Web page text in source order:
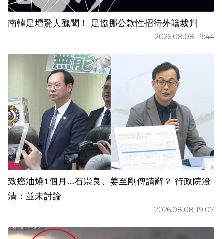
南韓足壇驚人醜聞！ 足協挪公款性招待外籍裁判
2026.08.08 19:44
致癌油燒1個月...石崇良、姜至剛傳請辭？ 行政院澄
清：並未討論
2026.08.08 19:07